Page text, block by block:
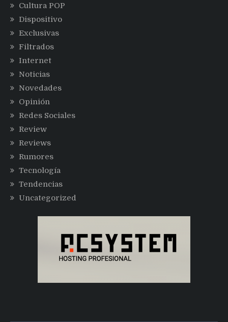
Cultura POP
Dispositivo
Exclusivas
Filtrados
Internet
Noticias
Novedades
Opinión
Redes Sociales
Review
Reviews
Rumores
Tecnología
Tendencias
Uncategorized